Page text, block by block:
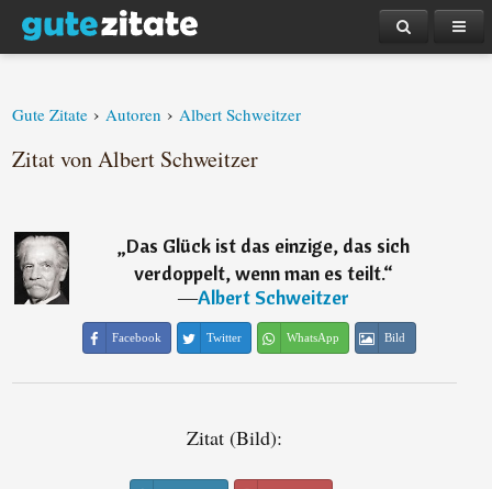
Gute Zitate › Autoren › Albert Schweitzer
Zitat von Albert Schweitzer
„Das Glück ist das einzige, das sich
verdoppelt, wenn man es teilt.“
―Albert Schweitzer
Facebook Twitter WhatsApp Bild
Zitat (Bild):